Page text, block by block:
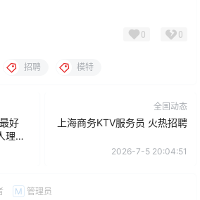
0 0
招聘 模特
好
理想
全国动态
上海商务KTV服务员 火热招聘
2026-7-5 20:04:51
M 管理员